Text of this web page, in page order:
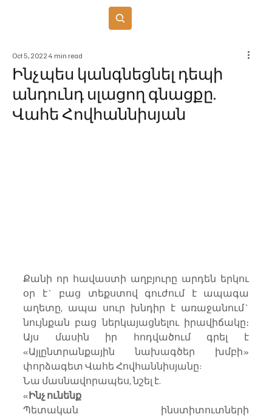
Ինչպես կանգնեցնել դեպի
անդունդ սլացող գնացքը.
Վահե Հովհաննիսյան
Oct 5, 2022 4 min read
Քանի որ հավաստի աղբյուրը արդեն երկու
օր է` բաց տեքստով գուժում է ապագա
աղետը, ապա սուր խնդիր է առաջանում`
նույնքան բաց ներկայացնելու իրավիճակը։
Այս մասին իր հոդվածում գրել է
«Այլընտրանքային նախագծեր խմբի»
փորձագետ Վահե Հովհաննիսյանը:
Նա մասնավորապես, նշել է.
«Ինչ ունենք
Պետական ինստիտուտների